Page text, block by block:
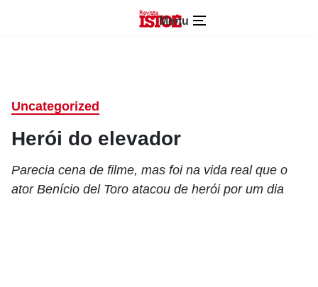
Menu
Uncategorized
Herói do elevador
Parecia cena de filme, mas foi na vida real que o
ator Benício del Toro atacou de herói por um dia